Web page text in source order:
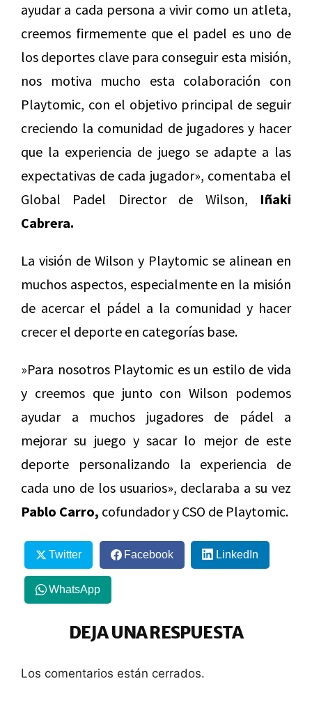
ayudar a cada persona a vivir como un atleta,
creemos firmemente que el padel es uno de
los deportes clave para conseguir esta misión,
nos motiva mucho esta colaboración con
Playtomic, con el objetivo principal de seguir
creciendo la comunidad de jugadores y hacer
que la experiencia de juego se adapte a las
expectativas de cada jugador», comentaba el
Global Padel Director de Wilson, Iñaki
Cabrera.
La visión de Wilson y Playtomic se alinean en
muchos aspectos, especialmente en la misión
de acercar el pádel a la comunidad y hacer
crecer el deporte en categorías base.
»Para nosotros Playtomic es un estilo de vida
y creemos que junto con Wilson podemos
ayudar a muchos jugadores de pádel a
mejorar su juego y sacar lo mejor de este
deporte personalizando la experiencia de
cada uno de los usuarios», declaraba a su vez
Pablo Carro, cofundador y CSO de Playtomic.
Twitter Facebook LinkedIn
WhatsApp
DEJA UNA RESPUESTA
Los comentarios están cerrados.